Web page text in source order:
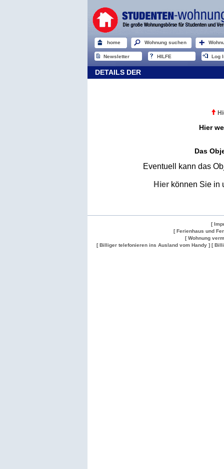
home Wohnung suchen
Newsletter HILFE Log
DETAILS DER
Hier
Das
Eventuell kann das
Hier können Sie in
[
[ Ferienhaus und
[ Wohnung
[ Billiger telefonieren ins Ausland vom Handy ] [